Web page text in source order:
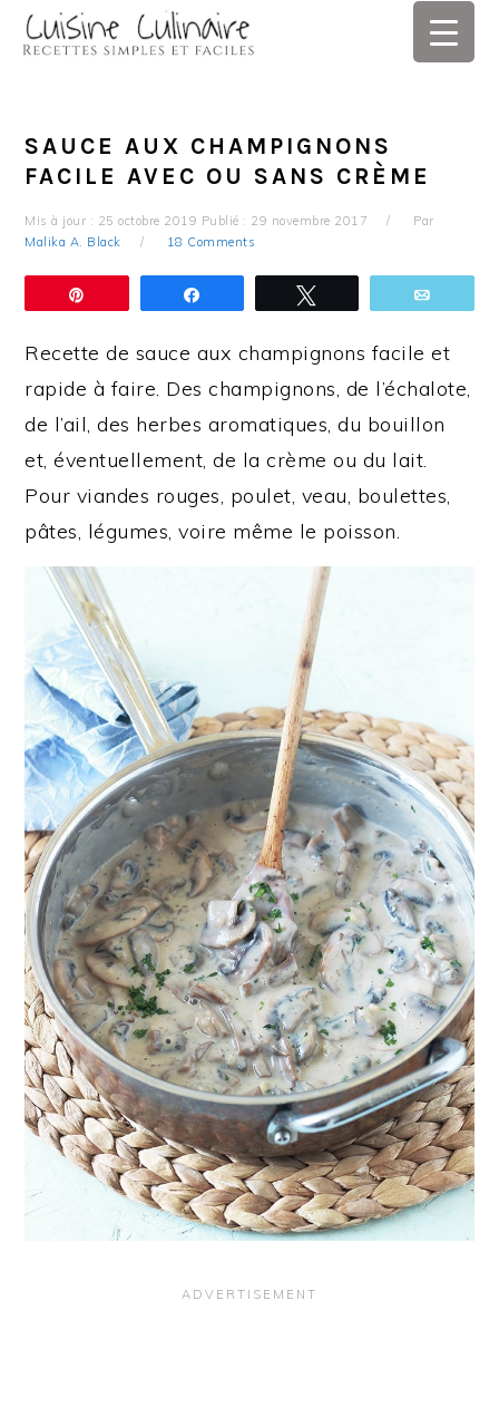
Skip
Skip
Skip
Skip
SAUCE AUX CHAMPIGNONS
FACILE AVEC OU SANS CRÈME
Mis à jour : 25 octobre 2019 Publié : 29 novembre 2017
Par
Malika A. Black
18 Comments
Recette de sauce aux champignons facile et
rapide à faire. Des champignons, de l’échalote,
de l’ail, des herbes aromatiques, du bouillon
et, éventuellement, de la crème ou du lait.
Pour viandes rouges, poulet, veau, boulettes,
pâtes, légumes, voire même le poisson.